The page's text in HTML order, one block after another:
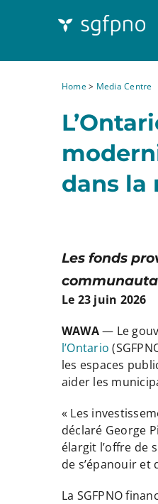
Home> Media Centre
dans la
Les fonds
Le 23 juin 2026
WAWA— Le
l’Ontario
les espaces
aider les
« Les
déclaré George
élargit l’offre de
de s’épanouir et
La SGFPNO